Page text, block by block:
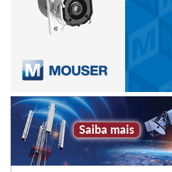
futura, apenas dois estados
usuários da tecnologia: Ceará e
Os estudiosos ainda
entrevistas com atores-chave
cidade do Rio de Janeiro, num
professora Fernanda Prates, ao